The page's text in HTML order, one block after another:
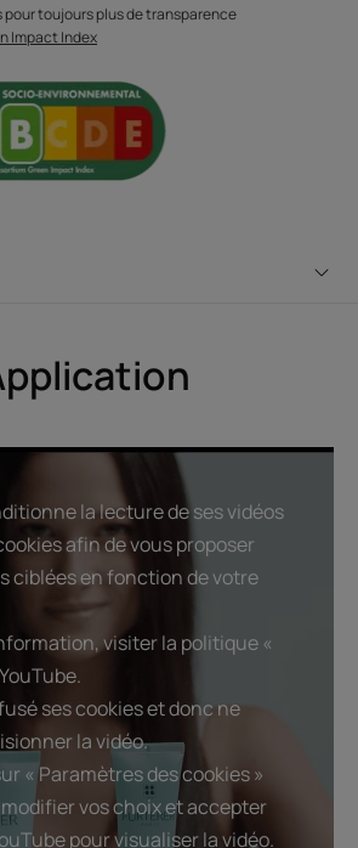
lave les cheveux en douceur
du cuir chevelu.
DES CUIRS CHEVELUS
et redonne du confort au cuir
d’Astéracées.
: jour après jour, le cuir
délicat
pour toujours plus de transparence
Impact Index
la lecture de ses vidéos
afin de vous proposer
ciblées en fonction de votre
visiter la politique «
ses cookies et donc ne
la vidéo.
« Paramètres des cookies »
vos choix et accepter
pour visualiser la vidéo.